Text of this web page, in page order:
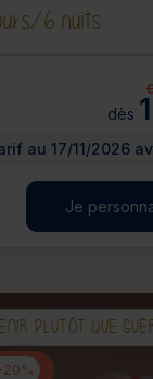
/6 nuits
dès
au 17/11/2026
Je
PLUTÔT QUE
20%